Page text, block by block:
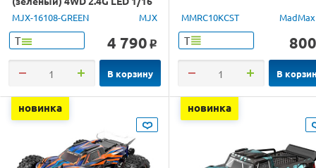
RTR
MJX-16108-GREEN MJX
Т 4 790 o
В корзину
MMRC10KCST
Т 800
В
новинка новинка